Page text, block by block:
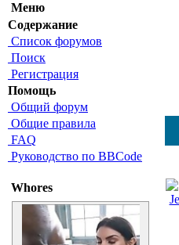
Меню
Содержание
Список форумов
Поиск
Регистрация
Помощь
Общий форум
Общие правила
FAQ
Руководство по BBCode
Whores